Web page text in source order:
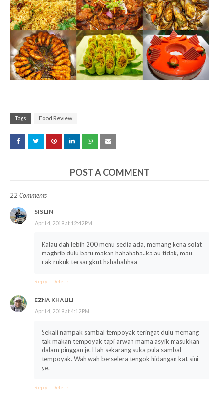
Tags Food Review
POST A COMMENT
22 Comments
SIS LIN
April 4, 2019 at 12:42 PM
Kalau dah lebih 200 menu sedia ada, memang kena solat
maghrib dulu baru makan hahahaha..kalau tidak, mau
nak rukuk tersangkut hahahahhaa
Reply Delete
EZNA KHALILI
April 4, 2019 at 4:12 PM
Sekali nampak sambal tempoyak teringat dulu memang
tak makan tempoyak tapi arwah mama asyik masukkan
dalam pinggan je. Hah sekarang suka pula sambal
tempoyak. Wah wah berselera tengok hidangan kat sini
ye.
Reply Delete